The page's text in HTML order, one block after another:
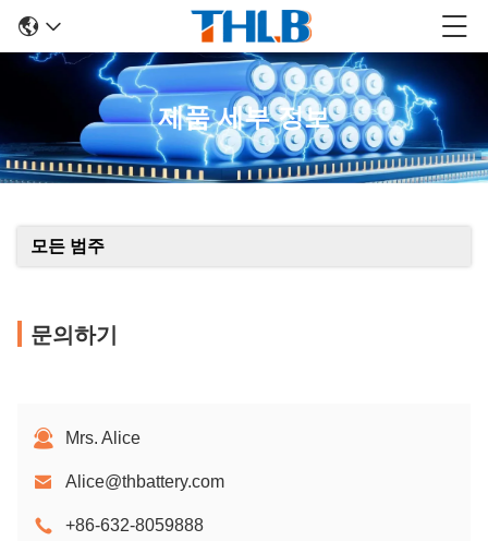
제품 세부 정보
모든 범주
문의하기
Mrs. Alice
Alice@thbattery.com
+86-632-8059888